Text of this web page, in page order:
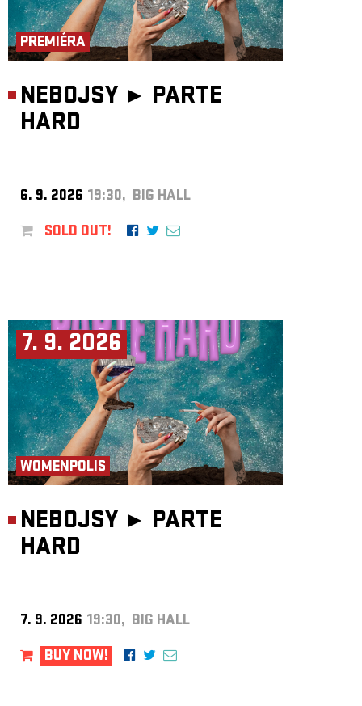
PREMIÉRA
NEBOJSY ► PARTE
HARD
6. 9. 2026 19:30, BIG HALL
SOLD OUT!
7. 9. 2026
WOMENPOLIS
NEBOJSY ► PARTE
HARD
7. 9. 2026 19:30, BIG HALL
BUY NOW!